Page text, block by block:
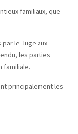
familiaux, que
le Juge aux
les parties
familiale.
principalement les